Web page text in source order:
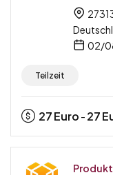
02/
Teilzeit
27Euro - 27